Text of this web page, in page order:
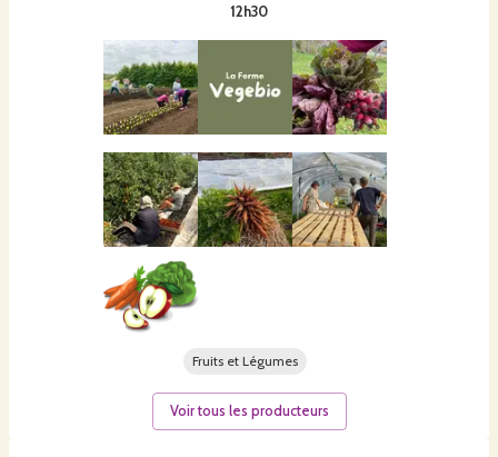
12h30
Fruits et Légumes
Voir tous les producteurs